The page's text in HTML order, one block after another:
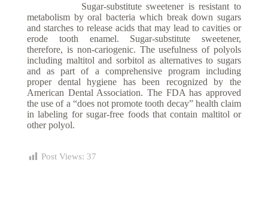
Sugar-substitute sweetener is resistant to
metabolism by oral bacteria which break down sugars
and starches to release acids that may lead to cavities or
erode tooth enamel. Sugar-substitute sweetener,
therefore, is non-cariogenic. The usefulness of polyols
including maltitol and sorbitol as alternatives to sugars
and as part of a comprehensive program including
proper dental hygiene has been recognized by the
American Dental Association. The FDA has approved
the use of a “does not promote tooth decay” health claim
in labeling for sugar-free foods that contain maltitol or
other polyol.
Post Views: 37